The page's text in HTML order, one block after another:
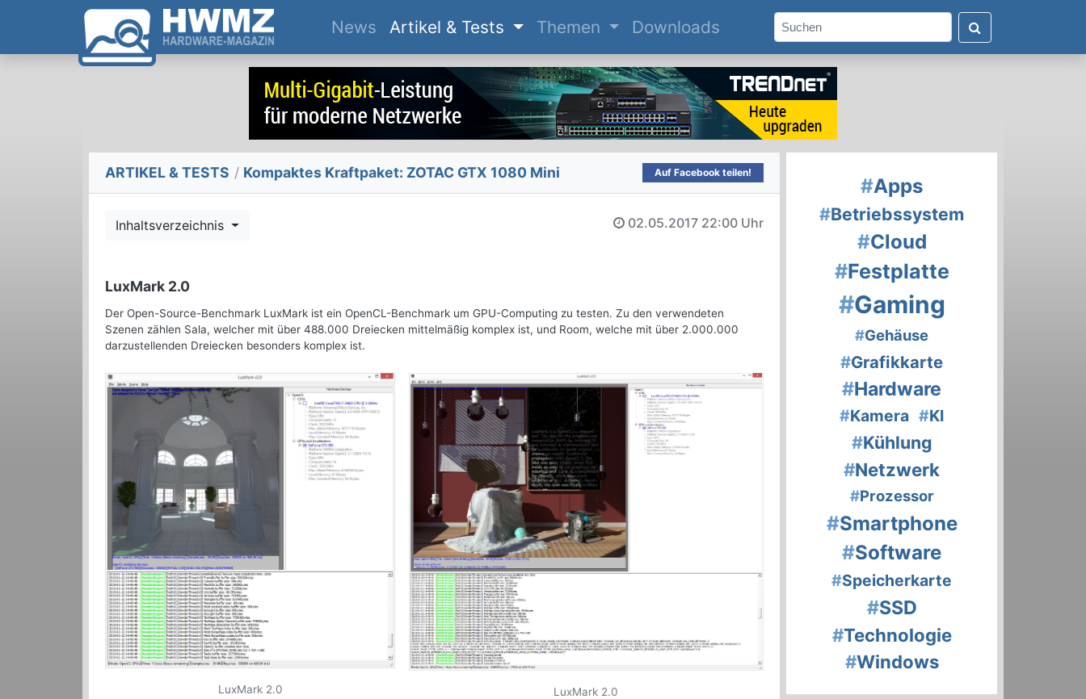
News(current)
Artikel & Tests Themen Downloads
ARTIKEL & TESTS / Kompaktes Kraftpaket: ZOTAC GTX 1080 Mini Auf Facebook teilen!
Inhaltsverzeichnis 02.05.2017 22:00 Uhr
LuxMark 2.0
Der Open-Source-Benchmark LuxMark ist ein OpenCL-Benchmark um GPU-Computing zu testen. Zu den verwendeten
Szenen zählen Sala, welcher mit über 488.000 Dreiecken mittelmäßig komplex ist, und Room, welche mit über 2.000.000
darzustellenden Dreiecken besonders komplex ist.
LuxMark 2.0 LuxMark 2.0
#Apps
#Betriebssystem
#Cloud
#Festplatte
#Gaming
#Gehäuse
#Grafikkarte
#Hardware
#Kamera #KI
#Kühlung
#Netzwerk
#Prozessor
#Smartphone
#Software
#Speicherkarte
#SSD
#Technologie
#Windows